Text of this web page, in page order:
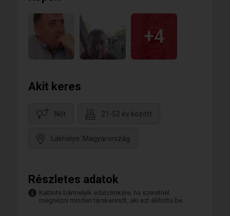
+4
Akit keres
Nőt 21-52 év között
Lakhelye: Magyarország
Részletes adatok
Kattints bármelyik adatcímkére, ha szeretnél
megnézni minden társkeresőt, aki ezt állította be.